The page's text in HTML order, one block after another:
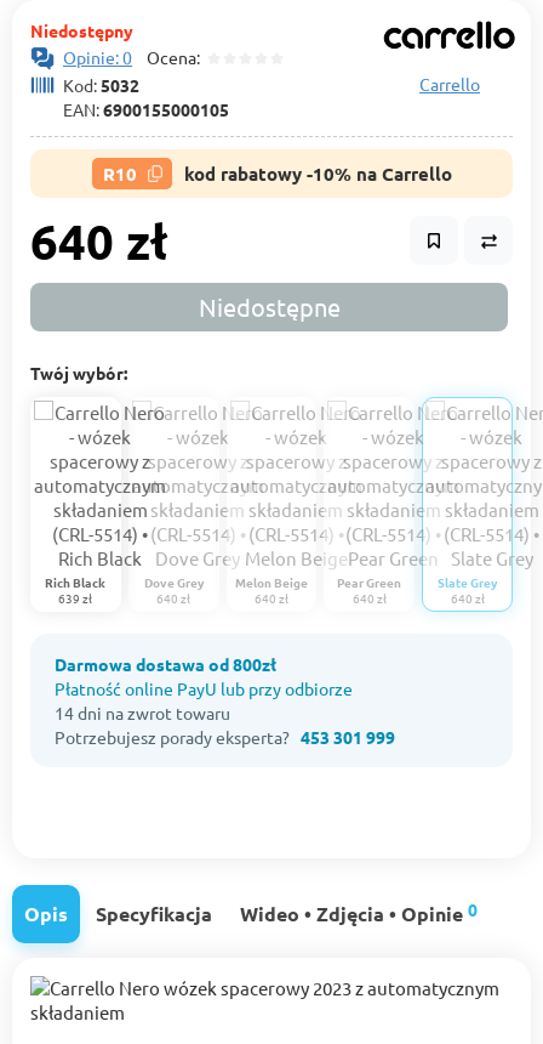
Niedostępny
Opinie: 0 Ocena:
Kod:5032
EAN:6900155000105
Carrello
R10 kod rabatowy -10% na Carrello
640 zł
Niedostępne
Twój wybór:
Dove Grey
640 zł
Rich Black
639 zł
Melon Beige
640 zł
Pear Green
640 zł
Slate Grey
640 zł
Darmowa dostawa od 800zł
Płatność online PayU lub przy odbiorze
14 dni na zwrot towaru
Potrzebujesz porady eksperta? 453 301 999
Opis Specyfikacja Wideo • Zdjęcia • Opinie 0